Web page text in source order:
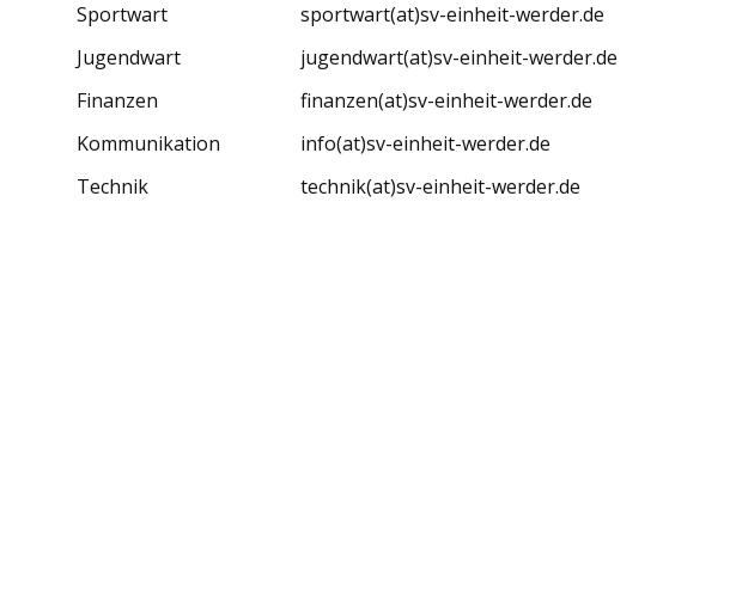
Sportwart
sportwart(at)sv-einheit-werder.de
Jugendwart
jugendwart(at)sv-einheit-werder.de
Finanzen
finanzen(at)sv-einheit-werder.de
Kommunikation
info(at)sv-einheit-werder.de
Technik technik(at)sv-einheit-werder.de